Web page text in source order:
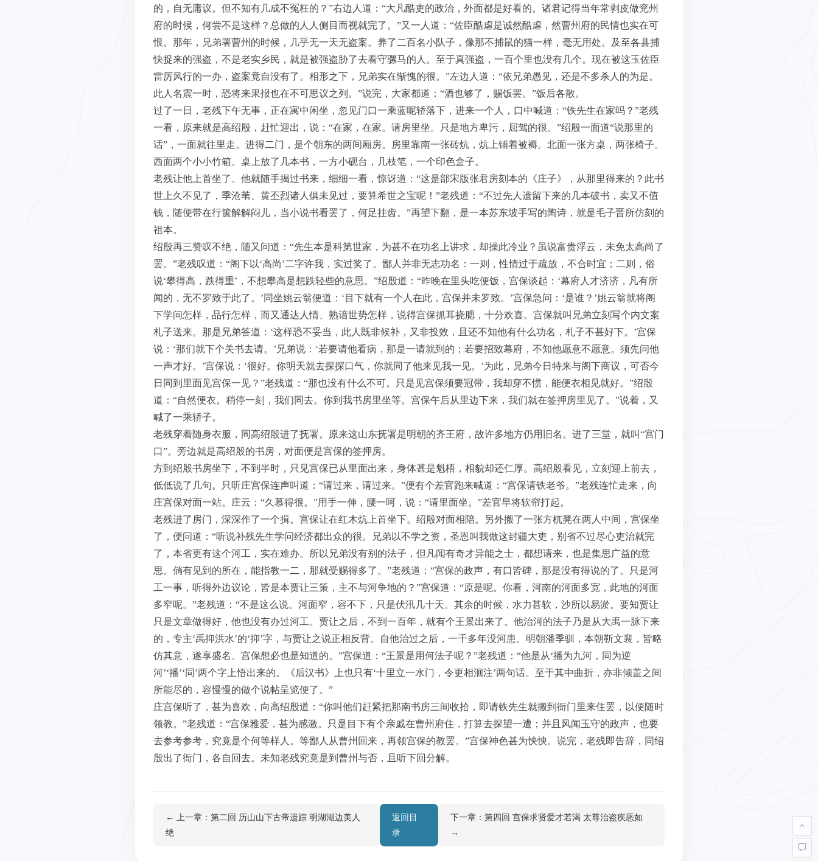
的，自无庸议。但不知有几成不冤枉的？”右边人道：“大凡酷吏的政治，外面都是好看的。诸君记得当年常剥皮做兖州
府的时候，何尝不是这样？总做的人人侧目而视就完了。”又一人道：“佐臣酷虐是诚然酷虐，然曹州府的民情也实在可
恨。那年，兄弟署曹州的时候，几乎无一天无盗案。养了二百名小队子，像那不捕鼠的猫一样，毫无用处。及至各县捕
快捉来的强盗，不是老实乡民，就是被强盗胁了去看守骡马的人。至于真强盗，一百个里也没有几个。现在被这玉佐臣
雷厉风行的一办，盗案竟自没有了。相形之下，兄弟实在惭愧的很。”左边人道：“依兄弟愚见，还是不多杀人的为是。
此人名震一时，恐将来果报也在不可思议之列。”说完，大家都道：“酒也够了，赐饭罢。”饭后各散。
过了一日，老残下午无事，正在寓中闲坐，忽见门口一乘蓝呢轿落下，进来一个人，口中喊道：“铁先生在家吗？”老残
一看，原来就是高绍殷，赶忙迎出，说：“在家，在家。请房里坐。只是地方卑污，屈驾的很。”绍殷一面道“说那里的
话”，一面就往里走。进得二门，是个朝东的两间厢房。房里靠南一张砖炕，炕上铺着被褥。北面一张方桌，两张椅子。
西面两个小小竹箱。桌上放了几本书，一方小砚台，几枝笔，一个印色盒子。
老残让他上首坐了。他就随手揭过书来，细细一看，惊讶道：“这是部宋版张君房刻本的《庄子》，从那里得来的？此书
世上久不见了，季沧苇、黄丕烈诸人俱未见过，要算希世之宝呢！”老残道：“不过先人遗留下来的几本破书，卖又不值
钱，随便带在行箧解解闷儿，当小说书看罢了，何足挂齿。”再望下翻，是一本苏东坡手写的陶诗，就是毛子晋所仿刻的
祖本。
绍殷再三赞叹不绝，随又问道：“先生本是科第世家，为甚不在功名上讲求，却操此冷业？虽说富贵浮云，未免太高尚了
罢。”老残叹道：“阁下以‘高尚’二字许我，实过奖了。鄙人并非无志功名：一则，性情过于疏放，不合时宜；二则，俗
说‘攀得高，跌得重’，不想攀高是想跌轻些的意思。”绍殷道：“昨晚在里头吃便饭，宫保谈起：‘幕府人才济济，凡有所
闻的，无不罗致于此了。’同坐姚云翁便道：‘目下就有一个人在此，宫保并未罗致。’宫保急问：‘是谁？’姚云翁就将阁
下学问怎样，品行怎样，而又通达人情、熟谙世势怎样，说得宫保抓耳挠腮，十分欢喜。宫保就叫兄弟立刻写个内文案
札子送来。那是兄弟答道：‘这样恐不妥当，此人既非候补，又非投效，且还不知他有什么功名，札子不甚好下。’宫保
说：‘那们就下个关书去请。’兄弟说：‘若要请他看病，那是一请就到的；若要招致幕府，不知他愿意不愿意。须先问他
一声才好。’宫保说：‘很好。你明天就去探探口气，你就同了他来见我一见。’为此，兄弟今日特来与阁下商议，可否今
日同到里面见宫保一见？”老残道：“那也没有什么不可。只是见宫保须要冠带，我却穿不惯，能便衣相见就好。”绍殷
道：“自然便衣。稍停一刻，我们同去。你到我书房里坐等。宫保午后从里边下来，我们就在签押房里见了。”说着，又
喊了一乘轿子。
老残穿着随身衣服，同高绍殷进了抚署。原来这山东抚署是明朝的齐王府，故许多地方仍用旧名。进了三堂，就叫“宫门
口”。旁边就是高绍殷的书房，对面便是宫保的签押房。
方到绍殷书房坐下，不到半时，只见宫保已从里面出来，身体甚是魁梧，相貌却还仁厚。高绍殷看见，立刻迎上前去，
低低说了几句。只听庄宫保连声叫道：“请过来，请过来。”便有个差官跑来喊道：“宫保请铁老爷。”老残连忙走来，向
庄宫保对面一站。庄云：“久慕得很。”用手一伸，腰一呵，说：“请里面坐。”差官早将软帘打起。
老残进了房门，深深作了一个揖。宫保让在红木炕上首坐下。绍殷对面相陪。另外搬了一张方杌凳在两人中间，宫保坐
了，便问道：“听说补残先生学问经济都出众的很。兄弟以不学之资，圣恩叫我做这封疆大吏，别省不过尽心吏治就完
了，本省更有这个河工，实在难办。所以兄弟没有别的法子，但凡闻有奇才异能之士，都想请来，也是集思广益的意
思。倘有见到的所在，能指教一二，那就受赐得多了。”老残道：“宫保的政声，有口皆碑，那是没有得说的了。只是河
工一事，听得外边议论，皆是本贾让三策，主不与河争地的？”宫保道：“原是呢。你看，河南的河面多宽，此地的河面
多窄呢。”老残道：“不是这么说。河面窄，容不下，只是伏汛几十天。其余的时候，水力甚软，沙所以易淤。要知贾让
只是文章做得好，他也没有办过河工。贾让之后，不到一百年，就有个王景出来了。他治河的法子乃是从大禹一脉下来
的，专主‘禹抑洪水’的‘抑’字，与贾让之说正相反背。自他治过之后，一千多年没河患。明朝潘季驯，本朝靳文襄，皆略
仿其意，遂享盛名。宫保想必也是知道的。”宫保道：“王景是用何法子呢？”老残道：“他是从‘播为九河，同为逆
河’‘播’‘同’两个字上悟出来的。《后汉书》上也只有‘十里立一水门，令更相洄注’两句话。至于其中曲折，亦非倾盖之间
所能尽的，容慢慢的做个说帖呈览便了。”
庄宫保听了，甚为喜欢，向高绍殷道：“你叫他们赶紧把那南书房三间收拾，即请铁先生就搬到衙门里来住罢，以便随时
领教。”老残道：“宫保雅爱，甚为感激。只是目下有个亲戚在曹州府住，打算去探望一遭；并且风闻玉守的政声，也要
去参考参考，究竟是个何等样人。等鄙人从曹州回来，再领宫保的教罢。”宫保神色甚为怏怏。说完，老残即告辞，同绍
殷出了衙门，各自回去。未知老残究竟是到曹州与否，且听下回分解。
← 上一章：第二回 历山山下古帝遗踪 明湖湖边美人
绝
返回目
录
下一章：第四回 宫保求贤爱才若渴 太尊治盗疾恶如
→